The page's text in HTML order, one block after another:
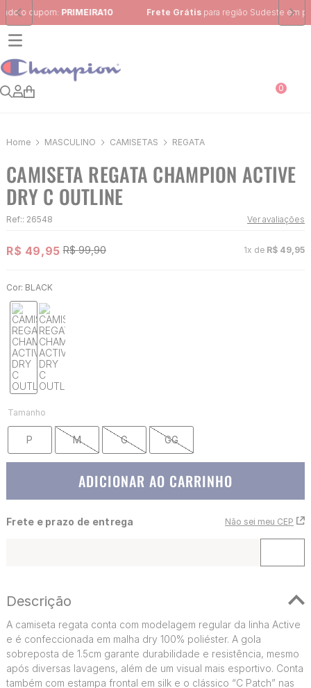
Frete Grátispara região Sudeste em pedidos acima de R$ 399,00
0
MASCULINO CAMISETAS REGATA
CAMISETA REGATA CHAMPION ACTIVE
DRY C OUTLINE
Ref:: 26548 Ver avaliações
R$ 49,95 R$ 99,90 1x de R$ 49 95
Cor: BLACK
Tamanho
P M G GG
ADICIONAR AO CARRINHO
Frete e prazo de entrega Não sei meu CEP
Descrição
A camiseta regata conta com modelagem regular da linha Active
e é confeccionada em malha dry 100% poliéster. A gola
sobreposta de 1.5cm garante durabilidade e resistência, mesmo
após diversas lavagens, além de um visual mais esportivo. Conta
também com estampa frontal em silk e o clássico “C Patch” nas